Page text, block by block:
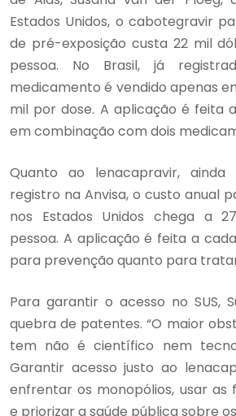
Estados Unidos, o cabotegravir
de pré-exposição custa 22 mil
pessoa. No Brasil, já
medicamento é vendido apenas
mil por dose. A aplicação é feita
em combinação com dois
Quanto ao lenacapravir,
registro na Anvisa, o custo anual
nos Estados Unidos chega a
pessoa. A aplicação é feita a
para prevenção quanto para
Para garantir o acesso no SUS,
quebra de patentes. “O maior
tem não é científico nem
Garantir acesso justo ao
enfrentar os monopólios, usar as
e priorizar a saúde pública sobre